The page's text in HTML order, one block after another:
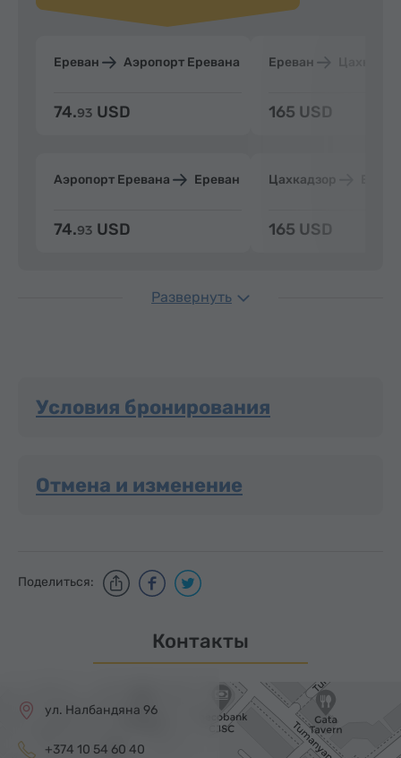
Ереван Аэропорт Еревана
74.93 USD
Аэропорт Еревана Ереван
74.93 USD
Ереван
165 USD
Цахкадзор
165 USD
Развернуть
Условия бронирования
Отмена и изменение
Поделиться:
Контакты
ул. Налбандяна 96
+374 10 54 60 40